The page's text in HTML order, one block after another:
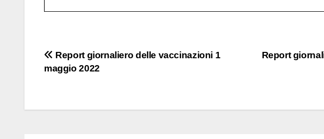
Navigazione
articoli
Report
Report giornaliero delle vaccinazioni 1
maggio 2022